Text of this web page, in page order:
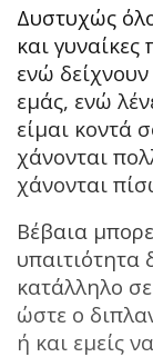
Δυστυχώς
και
ενώ
εμάς, ενώ
είμαι κοντά
χάνονται
χάνονται
Βέβαια
υπαιτιότητα
κατάλληλο
ώστε ο
ή και εμείς